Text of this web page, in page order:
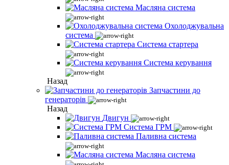
Масляна система
Охолоджувальна
система
Система стартера
Система керування
Назад
Запчастини до
генераторів
Назад
Двигун
Система ГРМ
Паливна система
Масляна система